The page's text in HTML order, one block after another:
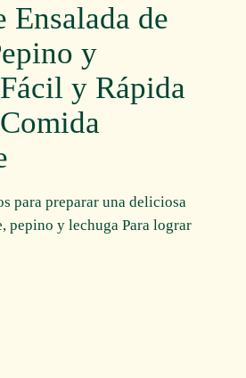
Ensalada de
y
y Rápida
para preparar una deliciosa
pepino y lechuga Para lograr